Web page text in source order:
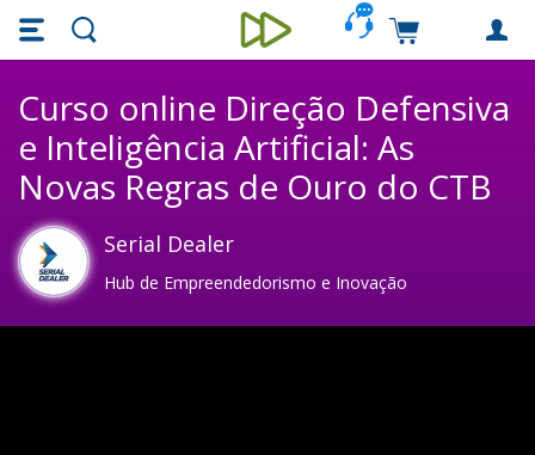
Skip main navigation
Skip to main content
Unieducar
Carrinho de
Curso online Direção Defensiva
e Inteligência Artificial: As
Novas Regras de Ouro do CTB
Serial Dealer
Hub de Empreendedorismo e Inovação